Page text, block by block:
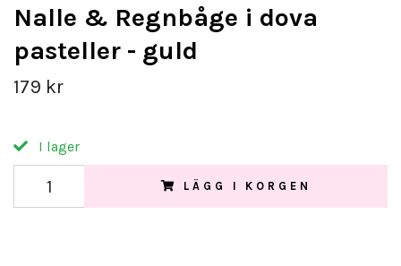
Nalle & Regnbåge i dova
pasteller - guld
179 kr
I lager
LÄGG I KORGEN